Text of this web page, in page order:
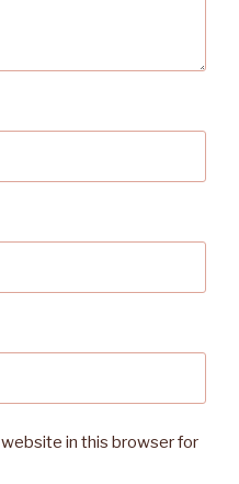
website in this browser for